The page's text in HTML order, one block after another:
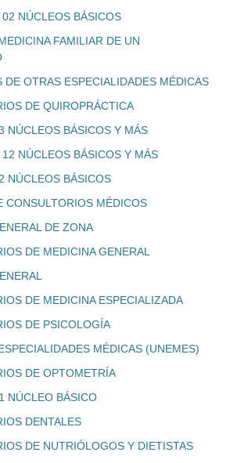
NÚCLEOS BÁSICOS
FAMILIAR DE UN
DE OTRAS ESPECIALIDADES MÉDICAS
DE QUIROPRÁCTICA
NÚCLEOS BÁSICOS Y MÁS
NÚCLEOS BÁSICOS Y MÁS
NÚCLEOS BÁSICOS
CONSULTORIOS MÉDICOS
DE ZONA
DE MEDICINA GENERAL
DE MEDICINA ESPECIALIZADA
DE PSICOLOGÍA
MÉDICAS (UNEMES)
DE OPTOMETRÍA
NÚCLEO BÁSICO
DENTALES
DE NUTRIÓLOGOS Y DIETISTAS